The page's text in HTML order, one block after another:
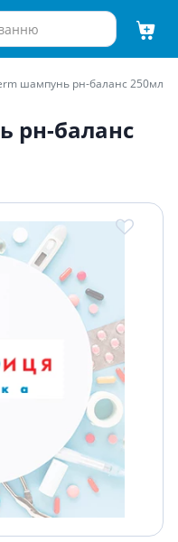
шампунь рн-баланс 250мл
рн-баланс